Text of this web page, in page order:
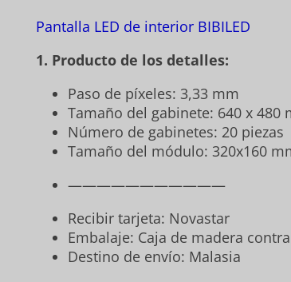
Pantalla LED de interior BIBILED
1. Producto de los detalles:
Paso de píxeles: 3,33 mm
Tamaño del gabinete: 640 x 480
Número de gabinetes: 20 piezas
Tamaño del módulo: 320x160
———————————
Recibir tarjeta: Novastar
Embalaje: Caja de madera
Destino de envío: Malasia